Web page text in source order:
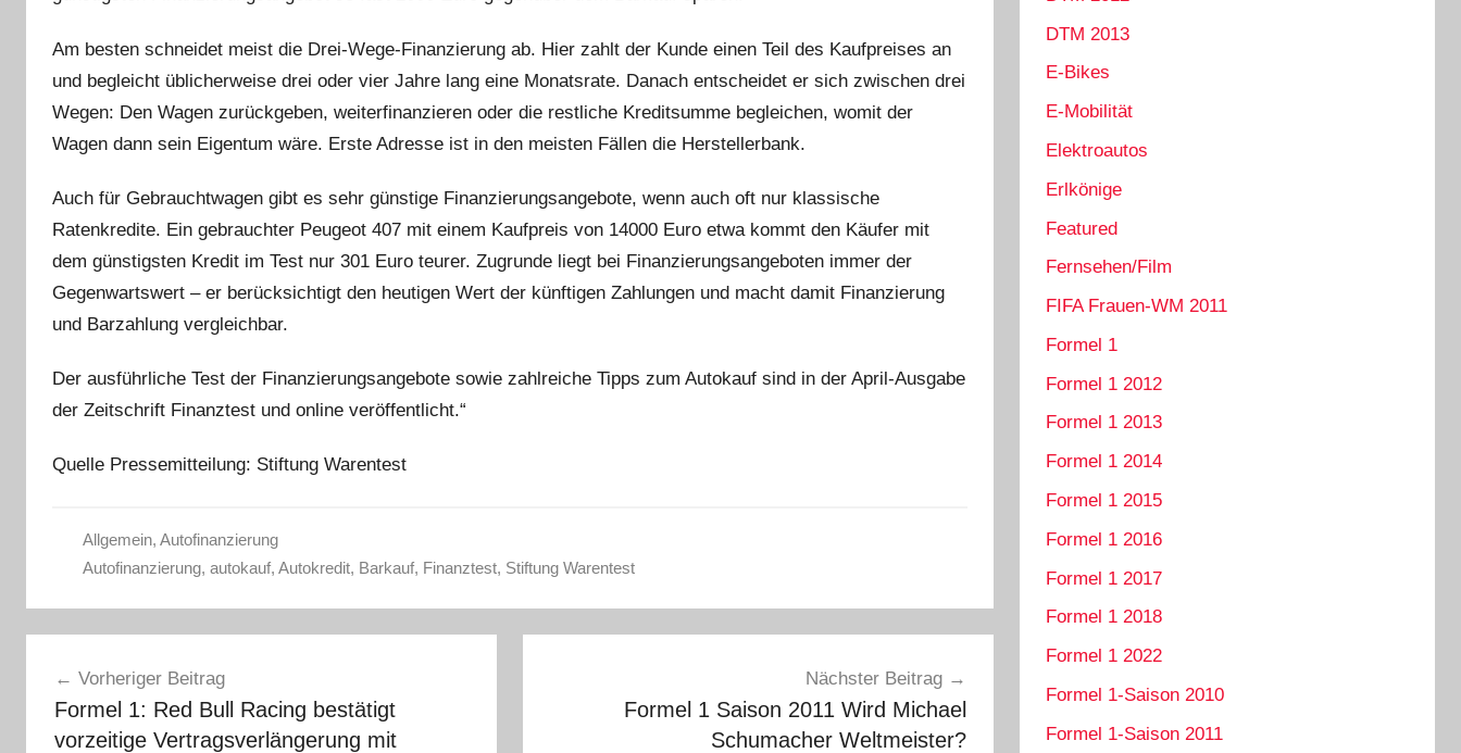
Am besten schneidet meist die Drei-Wege-Finanzierung ab. Hier zahlt der Kunde einen Teil des Kaufpreises an
und begleicht üblicherweise drei oder vier Jahre lang eine Monatsrate. Danach entscheidet er sich zwischen drei
Wegen: Den Wagen zurückgeben, weiterfinanzieren oder die restliche Kreditsumme begleichen, womit der
Wagen dann sein Eigentum wäre. Erste Adresse ist in den meisten Fällen die Herstellerbank.
Auch für Gebrauchtwagen gibt es sehr günstige Finanzierungsangebote, wenn auch oft nur klassische
Ratenkredite. Ein gebrauchter Peugeot 407 mit einem Kaufpreis von 14000 Euro etwa kommt den Käufer mit
dem günstigsten Kredit im Test nur 301 Euro teurer. Zugrunde liegt bei Finanzierungsangeboten immer der
Gegenwartswert – er berücksichtigt den heutigen Wert der künftigen Zahlungen und macht damit Finanzierung
und Barzahlung vergleichbar.
Der ausführliche Test der Finanzierungsangebote sowie zahlreiche Tipps zum Autokauf sind in der April-Ausgabe
der Zeitschrift Finanztest und online veröffentlicht.“
Quelle Pressemitteilung: Stiftung Warentest
Allgemein, Autofinanzierung
Autofinanzierung, autokauf, Autokredit, Barkauf, Finanztest, Stiftung Warentest
Vorheriger Beitrag
Formel 1: Red Bull Racing bestätigt
vorzeitige Vertragsverlängerung mit
Nächster Beitrag
Formel 1 Saison 2011 Wird Michael
Schumacher Weltmeister?
DTM 2013
E-Bikes
E-Mobilität
Elektroautos
Erlkönige
Featured
Fernsehen/Film
FIFA Frauen-WM 2011
Formel 1
Formel 1 2012
Formel 1 2013
Formel 1 2014
Formel 1 2015
Formel 1 2016
Formel 1 2017
Formel 1 2018
Formel 1 2022
Formel 1-Saison 2010
Formel 1-Saison 2011